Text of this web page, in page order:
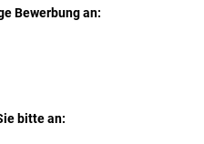
Bewerbung an:
bitte an: